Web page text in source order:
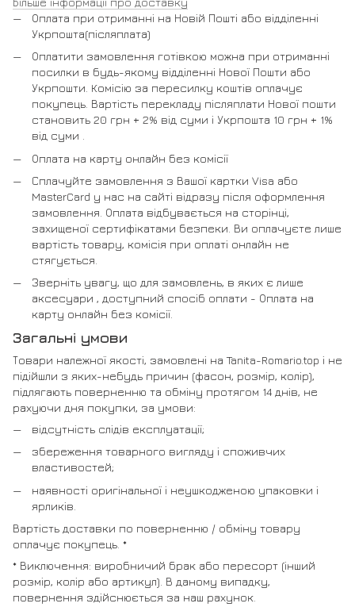
Оплата при отриманні на Новій Пошті або відділенні
Укрпошта(післяплата)
Оплатити замовлення готівкою можна при отриманні
посилки в будь-якому відділенні Нової Пошти або
Укрпошти. Комісію за пересилку коштів оплачує
покупець. Вартість перекладу післяплати Нової пошти
становить 20 грн + 2% від суми і Укрпошта 10 грн + 1%
від суми .
Оплата на карту онлайн без комісії
Сплачуйте замовлення з Вашої картки Visa або
MasterCard у нас на сайті відразу після оформлення
замовлення. Оплата відбувається на сторінці,
захищеної сертифікатами безпеки. Ви оплачуєте лише
вартість товару, комісія при оплаті онлайн не
стягується.
Зверніть увагу, що для замовлень, в яких є лише
аксесуари , доступний спосіб оплати - Оплата на
карту онлайн без комісії.
Загальні умови
Товари належної якості, замовлені на Tanita-Romario.top і не
підійшли з яких-небудь причин (фасон, розмір, колір),
підлягають поверненню та обміну протягом 14 днів, не
рахуючи дня покупки, за умови:
відсутність слідів експлуатації;
збереження товарного вигляду і споживчих
властивостей;
наявності оригінальної і неушкодженою упаковки і
ярликів.
Вартість доставки по поверненню / обміну товару
оплачує покупець. *
* Виключення: виробничий брак або пересорт (інший
розмір, колір або артикул). В даному випадку,
повернення здійснюється за наш рахунок.